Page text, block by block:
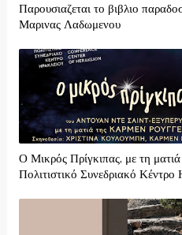
Παρουσιαζεται το βιβλιο
Μαρινας Λαδωμενου
Ο Μικρός Πρίγκιπας, με τη
Πολιτιστικό Συνεδριακό Κέντρο